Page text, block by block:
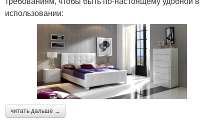
использовании:
читать дальше →